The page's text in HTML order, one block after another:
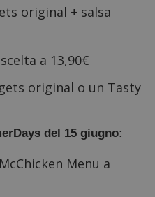
original + salsa
a 13,90€
original o un Tasty
del 15 giugno:
Menu a